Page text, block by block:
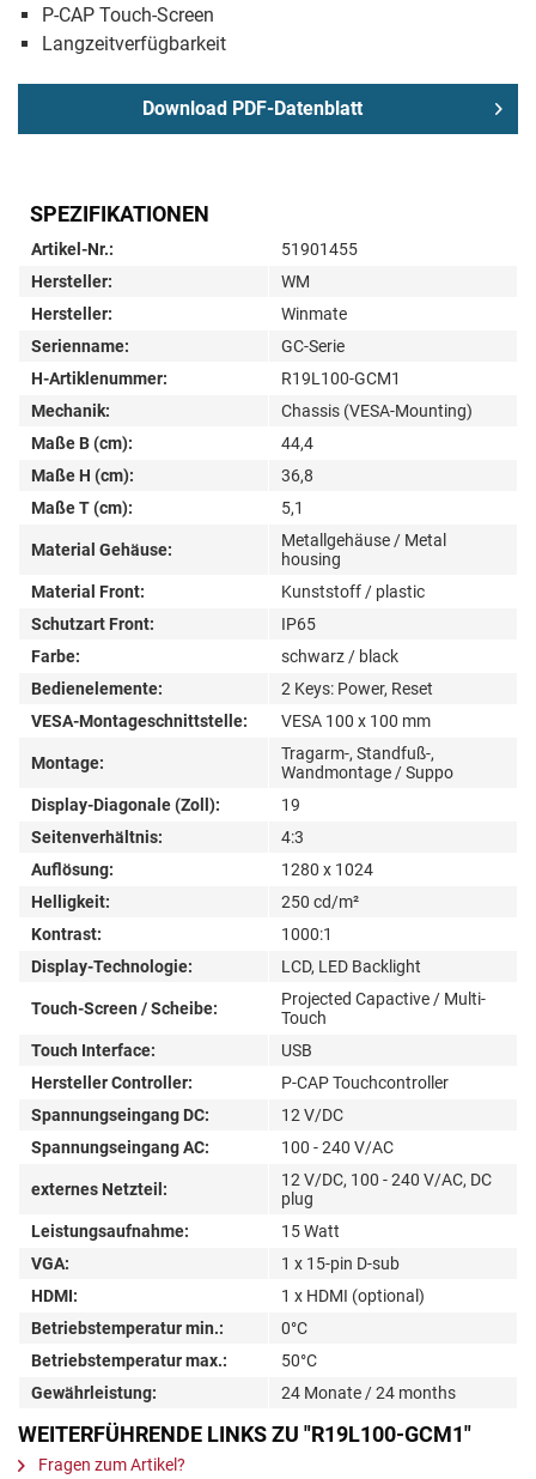
P-CAP Touch-Screen
Langzeitverfügbarkeit
Download PDF-Datenblatt
SPEZIFIKATIONEN
Artikel-Nr.:
51901455
Hersteller:
WM
Hersteller:
Winmate
Serienname:
GC-Serie
H-Artiklenummer:
R19L100-GCM1
Mechanik:
Chassis (VESA-Mounting)
Maße B (cm):
44,4
Maße H (cm):
36,8
Maße T (cm):
5,1
Material Gehäuse:
Metallgehäuse / Metal
housing
Material Front:
Kunststoff / plastic
Schutzart Front:
IP65
Farbe:
schwarz / black
Bedienelemente:
2 Keys: Power, Reset
VESA-Montageschnittstelle:
VESA 100 x 100 mm
Montage:
Tragarm-, Standfuß-,
Wandmontage / Suppo
Display-Diagonale (Zoll):
19
Seitenverhältnis:
4:3
Auflösung:
1280 x 1024
Helligkeit:
250 cd/m²
Kontrast:
1000:1
Display-Technologie:
LCD, LED Backlight
Touch-Screen / Scheibe:
Projected Capactive / Multi-
Touch
Touch Interface:
USB
Hersteller Controller:
P-CAP Touchcontroller
Spannungseingang DC:
12 V/DC
Spannungseingang AC:
100 - 240 V/AC
externes Netzteil:
12 V/DC, 100 - 240 V/AC, DC
plug
Leistungsaufnahme:
15 Watt
VGA:
1 x 15-pin D-sub
HDMI:
1 x HDMI (optional)
Betriebstemperatur min.:
0°C
Betriebstemperatur max.:
50°C
Gewährleistung:
24 Monate / 24 months
WEITERFÜHRENDE LINKS ZU "R19L100-GCM1"
Fragen zum Artikel?